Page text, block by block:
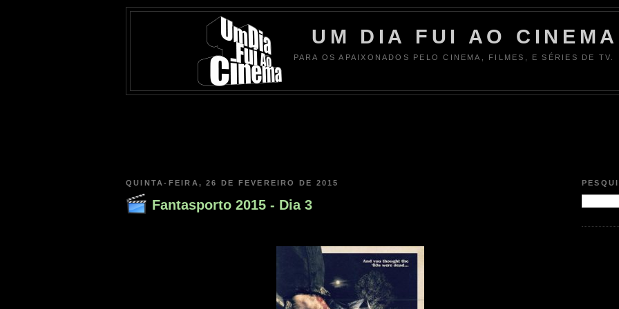
UM DIA FUI AO CINEMA
PARA OS APAIXONADOS PELO CINEMA, FILMES, E SÉRIES DE TV.
QUINTA-FEIRA, 26 DE FEVEREIRO DE 2015
Fantasporto 2015 - Dia 3